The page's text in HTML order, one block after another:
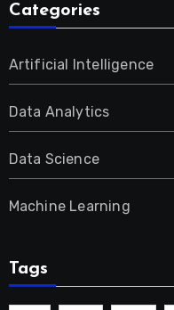
Categories
Artificial Intelligence
Data Analytics
Data Science
Machine Learning
Tags